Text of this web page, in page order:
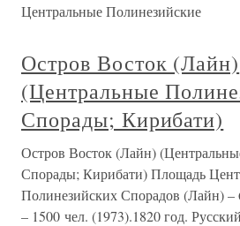
Центральные Полинезийские
Остров Восток (Лайн)
(Центральные
Спорады; Кирибати)
Остров Восток (Лайн)
Спорады; Кирибати) Площадь
Полинезийских Спорадов (Лайн) –
– 1500 чел. (1973).1820 год.